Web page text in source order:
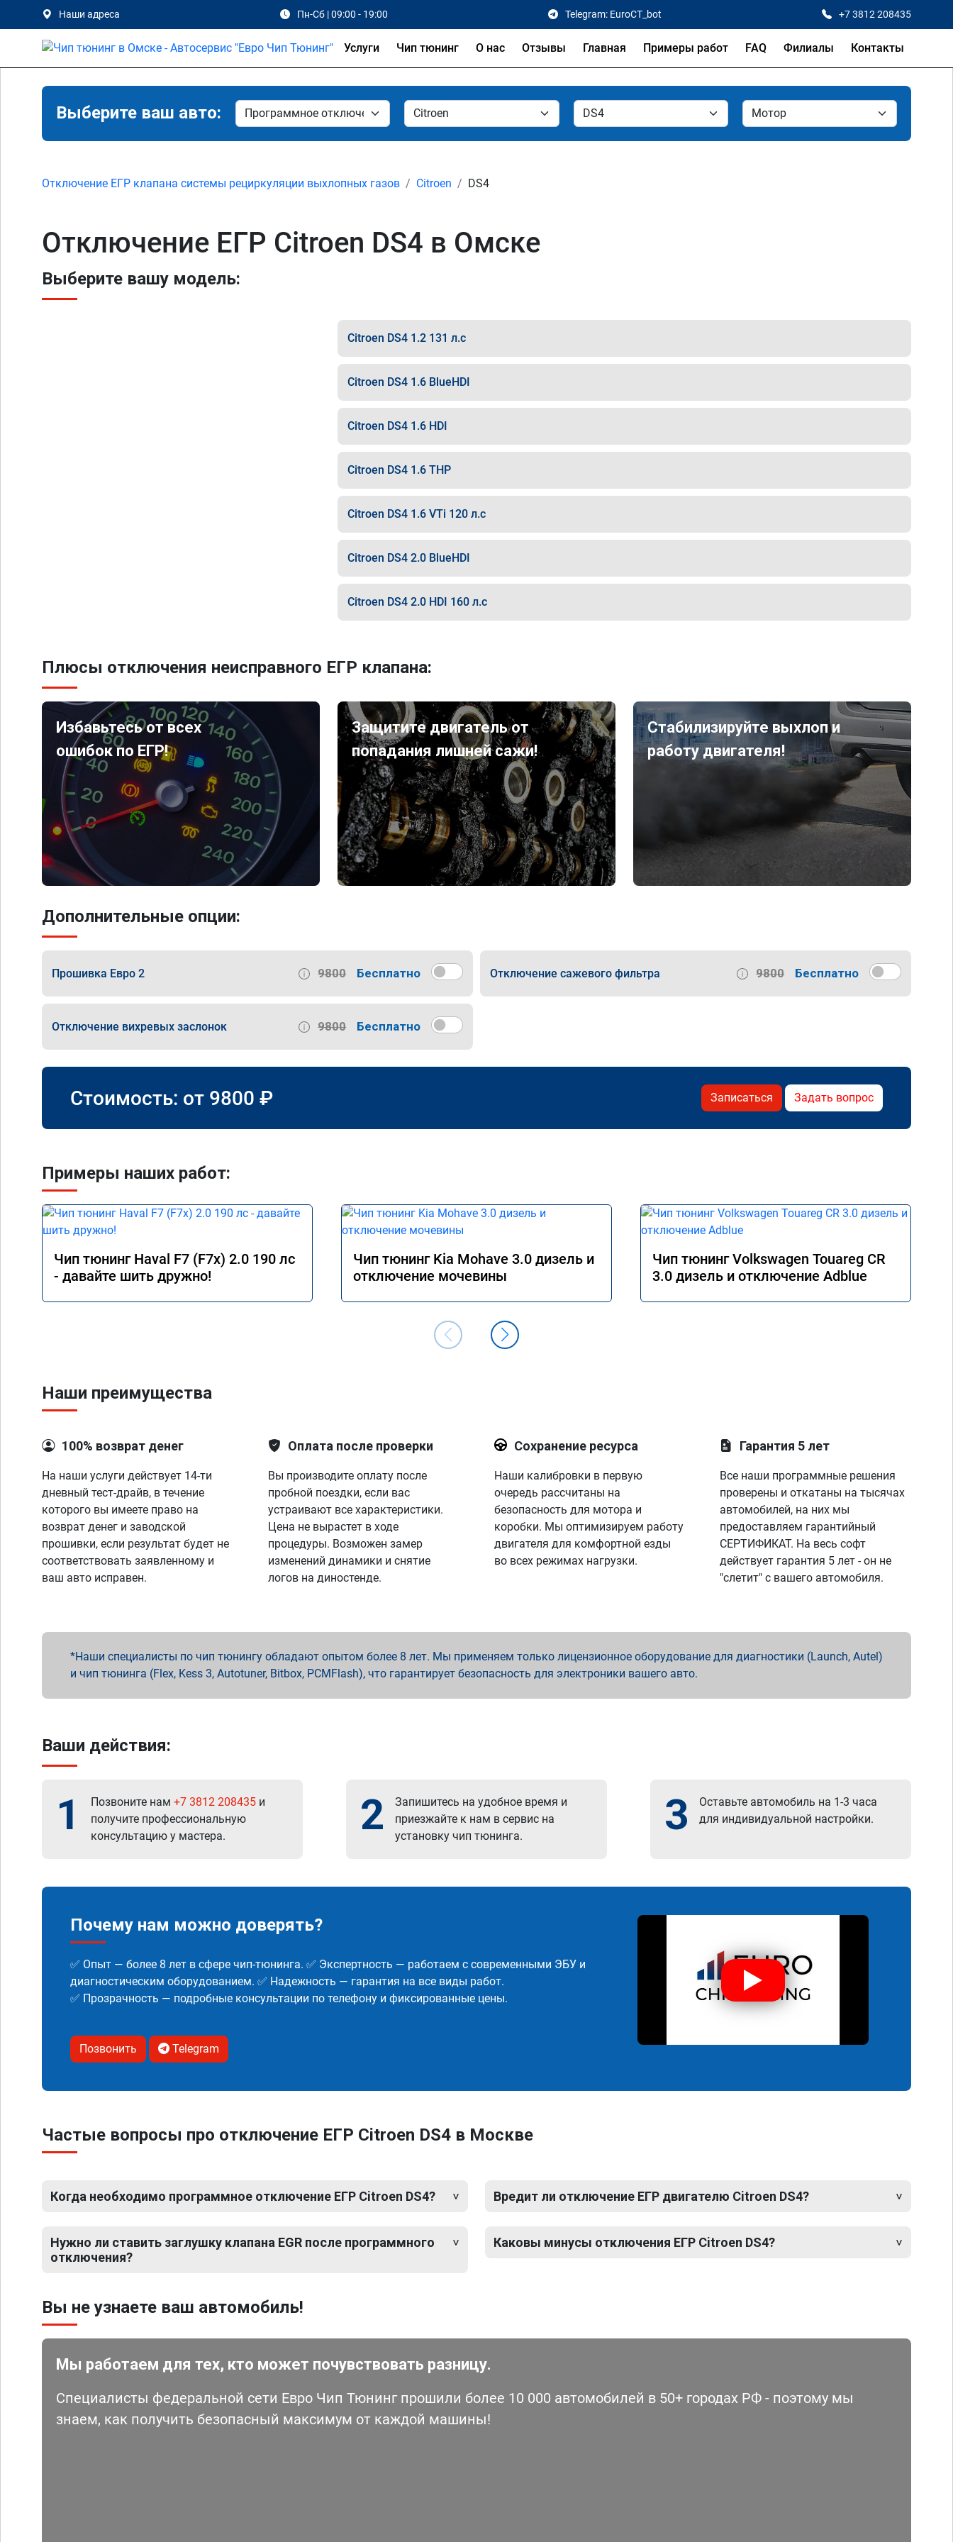
Наши адреса Пн-Сб | 09:00 - 19:00 Telegram: EuroCT_bot +7 3812 208435
Услуги Чип тюнинг О нас Отзывы Главная Примеры работ FAQ Филиалы Контакты
Выберите ваш авто:
Отключение ЕГР клапана системы рециркуляции выхлопных газов Citroen DS4
Отключение ЕГР Citroen DS4 в Омске
Выберите вашу модель:
Citroen DS4 1.2 131 л.с
Citroen DS4 1.6 BlueHDI
Citroen DS4 1.6 HDI
Citroen DS4 1.6 THP
Citroen DS4 1.6 VTi 120 л.с
Citroen DS4 2.0 BlueHDI
Citroen DS4 2.0 HDI 160 л.с
Плюсы отключения неисправного ЕГР клапана:
Избавьтесь от всех
ошибок по ЕГР!
Защитите двигатель от
попадания лишней сажи!
Стабилизируйте выхлоп и
работу двигателя!
Дополнительные опции:
Прошивка Евро 2 9800 Бесплатно Отключение сажевого фильтра 9800 Бесплатно
Отключение вихревых заслонок 9800 Бесплатно
Стоимость: от 9800 ₽ Записаться Задать вопрос
Примеры наших работ:
Чип тюнинг Haval F7 (F7x) 2.0 190 лс
- давайте шить дружно!
Чип тюнинг Kia Mohave 3.0 дизель и
отключение мочевины
Чип тюнинг Volkswagen Touareg CR
3.0 дизель и отключение Adblue
Наши преимущества
100% возврат денег
На наши услуги действует 14-ти
дневный тест-драйв, в течение
которого вы имеете право на
возврат денег и заводской
прошивки, если результат будет не
соответствовать заявленному и
ваш авто исправен.
Оплата после проверки
Вы производите оплату после
пробной поездки, если вас
устраивают все характеристики.
Цена не вырастет в ходе
процедуры. Возможен замер
изменений динамики и снятие
логов на диностенде.
Сохранение ресурса
Наши калибровки в первую
очередь рассчитаны на
безопасность для мотора и
коробки. Мы оптимизируем работу
двигателя для комфортной езды
во всех режимах нагрузки.
Гарантия 5 лет
Все наши программные решения
проверены и откатаны на тысячах
автомобилей, на них мы
предоставляем гарантийный
СЕРТИФИКАТ. На весь софт
действует гарантия 5 лет - он не
"слетит" с вашего автомобиля.
Наши специалисты по чип тюнингу обладают опытом более 8 лет. Мы применяем только лицензионное оборудование для диагностики (Launch, Autel)
и чип тюнинга (Flex, Kess 3, Autotuner, Bitbox, PCMFlash), что гарантирует безопасность для электроники вашего авто.
Ваши действия:
1 Позвоните нам +7 3812 208435 и
получите профессиональную
консультацию у мастера.
2
Запишитесь на удобное время и
приезжайте к нам в сервис на
установку чип тюнинга.
3
Оставьте автомобиль на 1-3 часа
для индивидуальной настройки.
Почему нам можно доверять?
✅ Опыт — более 8 лет в сфере чип-тюнинга. ✅ Экспертность — работаем с современными ЭБУ и
диагностическим оборудованием. ✅ Надежность — гарантия на все виды работ.
✅ Прозрачность — подробные консультации по телефону и фиксированные цены.
Позвонить Telegram
Частые вопросы про отключение ЕГР Citroen DS4 в Москве
Когда необходимо программное отключение ЕГР Citroen DS4?
Нужно ли ставить заглушку клапана EGR после программного
отключения?
Вредит ли отключение ЕГР двигателю Citroen DS4?
Каковы минусы отключения ЕГР Citroen DS4?
Вы не узнаете ваш автомобиль!
Мы работаем для тех, кто может почувствовать разницу.
Специалисты федеральной сети Евро Чип Тюнинг прошили более 10 000 автомобилей в 50+ городах РФ - поэтому мы
знаем, как получить безопасный максимум от каждой машины!